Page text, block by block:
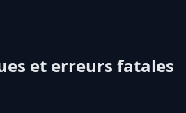
et erreurs fatales